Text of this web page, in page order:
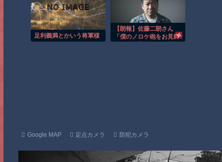
足利義満とかいう将軍様
【朗報】佐藤二朗さん
「僕のノロケ砲をお見舞
Google MAP 定点カメラ 防犯カメラ